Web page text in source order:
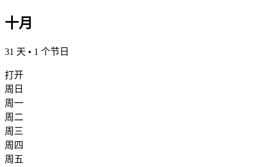
十月
31 天 • 1 个节日
打开
周日
周一
周二
周三
周四
周五